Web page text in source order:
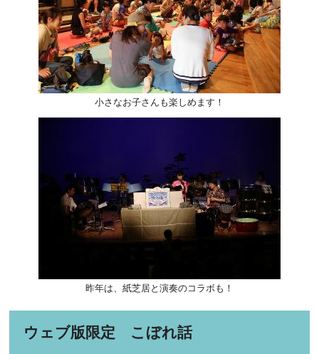
小さなお子さんも楽しめます！
昨年は、紙芝居と演奏のコラボも！
ウェブ版限定 こぼれ話